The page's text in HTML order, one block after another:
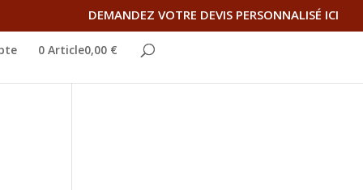
DEMANDEZ VOTRE DEVIS PERSONNALISÉ ICI
0 Article0,00 €